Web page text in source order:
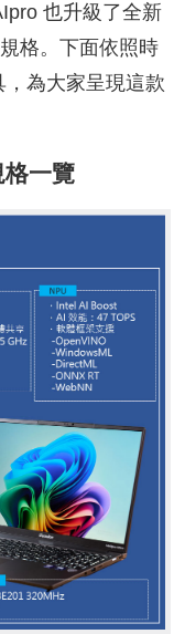
也升級了全新
格。下面依照時
為大家呈現這款
一覽